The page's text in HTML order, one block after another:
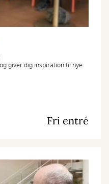
giver dig inspiration til nye
Fri entré